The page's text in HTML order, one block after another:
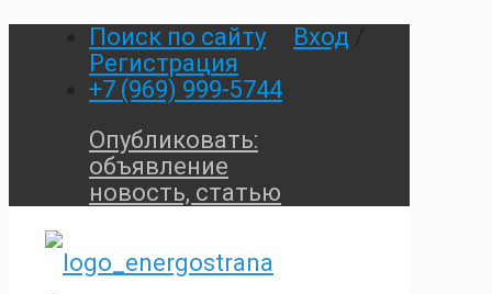
Поиск по сайту Вход
Регистрация
+7 (969) 999-5744
Опубликовать:
объявление
новость, статью